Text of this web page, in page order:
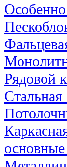
Рядовой